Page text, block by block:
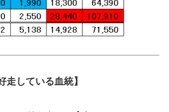
走している血統】